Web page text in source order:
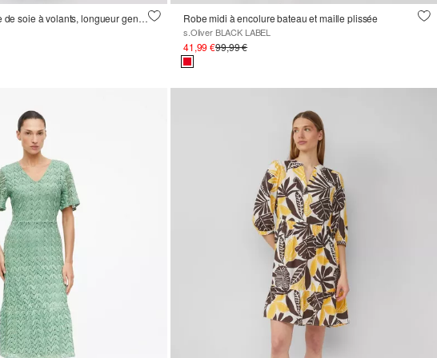
Robe en mousseline de soie à volants, longueur genou Robe midi à encolure bateau et maille plissée
s.Oliver BLACK LABEL
41,99 €99,99 €